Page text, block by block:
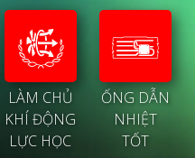
LÀM CHỦ
KHÍ ĐỘNG
LỰC HỌC
ỐNG DẪN
NHIỆT
TỐT